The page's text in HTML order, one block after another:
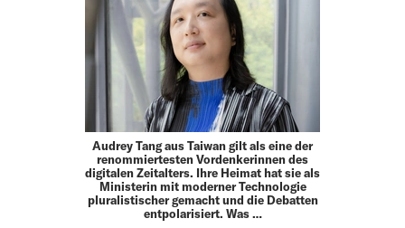
Audrey Tang aus Taiwan gilt als eine der
renommiertesten Vordenkerinnen des
digitalen Zeitalters. Ihre Heimat hat sie als
Ministerin mit moderner Technologie
pluralistischer gemacht und die Debatten
entpolarisiert. Was …